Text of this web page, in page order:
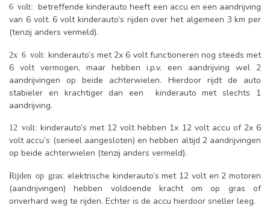
6 volt:
betreffende kinderauto heeft een accu en een aandrijving
van 6 volt. 6 volt kinderauto’s rijden over het algemeen 3 km per
(tenzij anders vermeld).
2x 6 volt: kinderauto’s met 2x 6 volt functioneren nog steeds met
6 volt vermogen, maar hebben i.p.v. een aandrijving wel 2
aandrijvingen op beide achterwielen. Hierdoor rijdt de auto
stabieler en krachtiger dan een kinderauto met slechts 1
aandrijving.
12 volt: kinderauto’s met 12 volt hebben 1x 12 volt accu of 2x 6
volt accu’s (serieel aangesloten) en hebben altijd 2 aandrijvingen
op beide achterwielen (tenzij anders vermeld).
Rijden op gras: elektrische kinderauto’s met 12 volt en 2 motoren
(aandrijvingen) hebben voldoende kracht om op gras of
onverhard weg te rijden. Echter is de accu hierdoor sneller leeg.